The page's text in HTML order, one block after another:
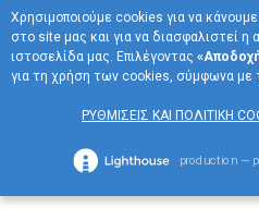
ΜΕΝΟΥ
Η ΕΚΟ
με νέα
Χρησιμοποιούμε cookies για να
στο site μας και για να διασφαλιστεί η
ιστοσελίδα μας. Επιλέγοντας
για τη χρήση των cookies, σύμφωνα με
ΡΥΘΜΙΣΕΙΣ ΚΑΙ ΠΟΛΙΤΙΚΗ
production —